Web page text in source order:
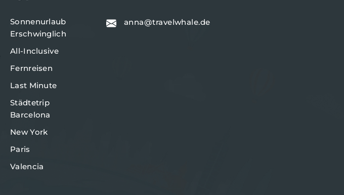
Sonnenurlaub
Erschwinglich
All-Inclusive
Fernreisen
Last Minute
Städtetrip
Barcelona
New York
Paris
Valencia
anna@travelwhale.de